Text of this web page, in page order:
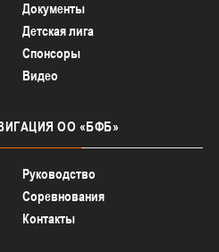
Документы
Детская лига
Спонсоры
Видео
ОО «БФБ»
Руководство
Соревнования
Контакты